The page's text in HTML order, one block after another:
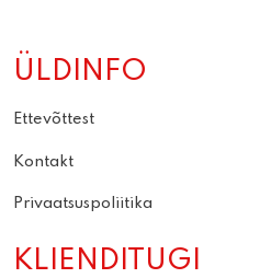
ÜLDINFO
Ettevõttest
Kontakt
Privaatsuspoliitika
KLIENDITUGI